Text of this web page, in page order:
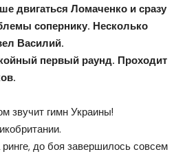
двигаться Ломаченко и сразу
сопернику. Несколько
Василий.
первый раунд. Проходит
звучит гимн Украины!
до боя завершилось совсем